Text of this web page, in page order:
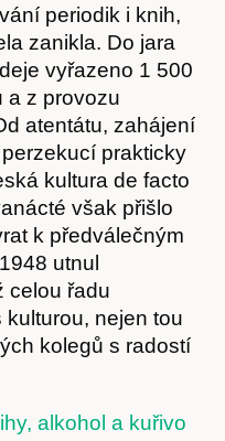
periodik i knih,
zanikla. Do jara
vyřazeno 1 500
a z provozu
atentátu, zahájení
prakticky
kultura de facto
však přišlo
k předválečným
utnul
celou řadu
nejen tou
kolegů s radostí